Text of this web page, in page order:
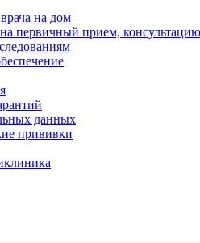
на дом
первичный прием,
данных
прививки